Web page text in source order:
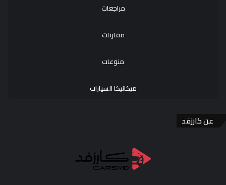
مراجعات
مقارنات
منوعات
ميكانيكا السيارات
عن كارزفد